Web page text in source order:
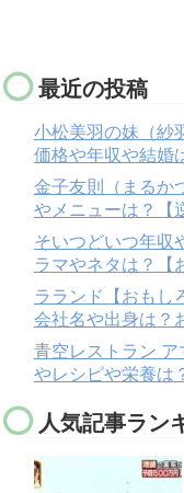
最近の投稿
小松美羽の妹（紗
価格や年収や結婚
金子友則（まるか
やメニューは？【
そいつどいつ年収
ラマやネタは？【
ラランド【おもし
会社名や出身は？
青空レストラン ア
やレシピや栄養は
人気記事ラン